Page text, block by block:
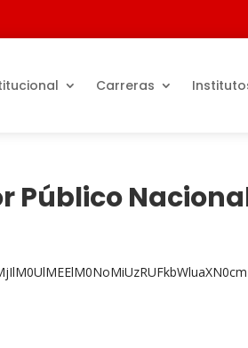
Carreras
Público